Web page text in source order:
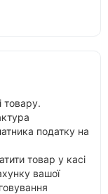
товару.
податку на
товар у касі
вашої